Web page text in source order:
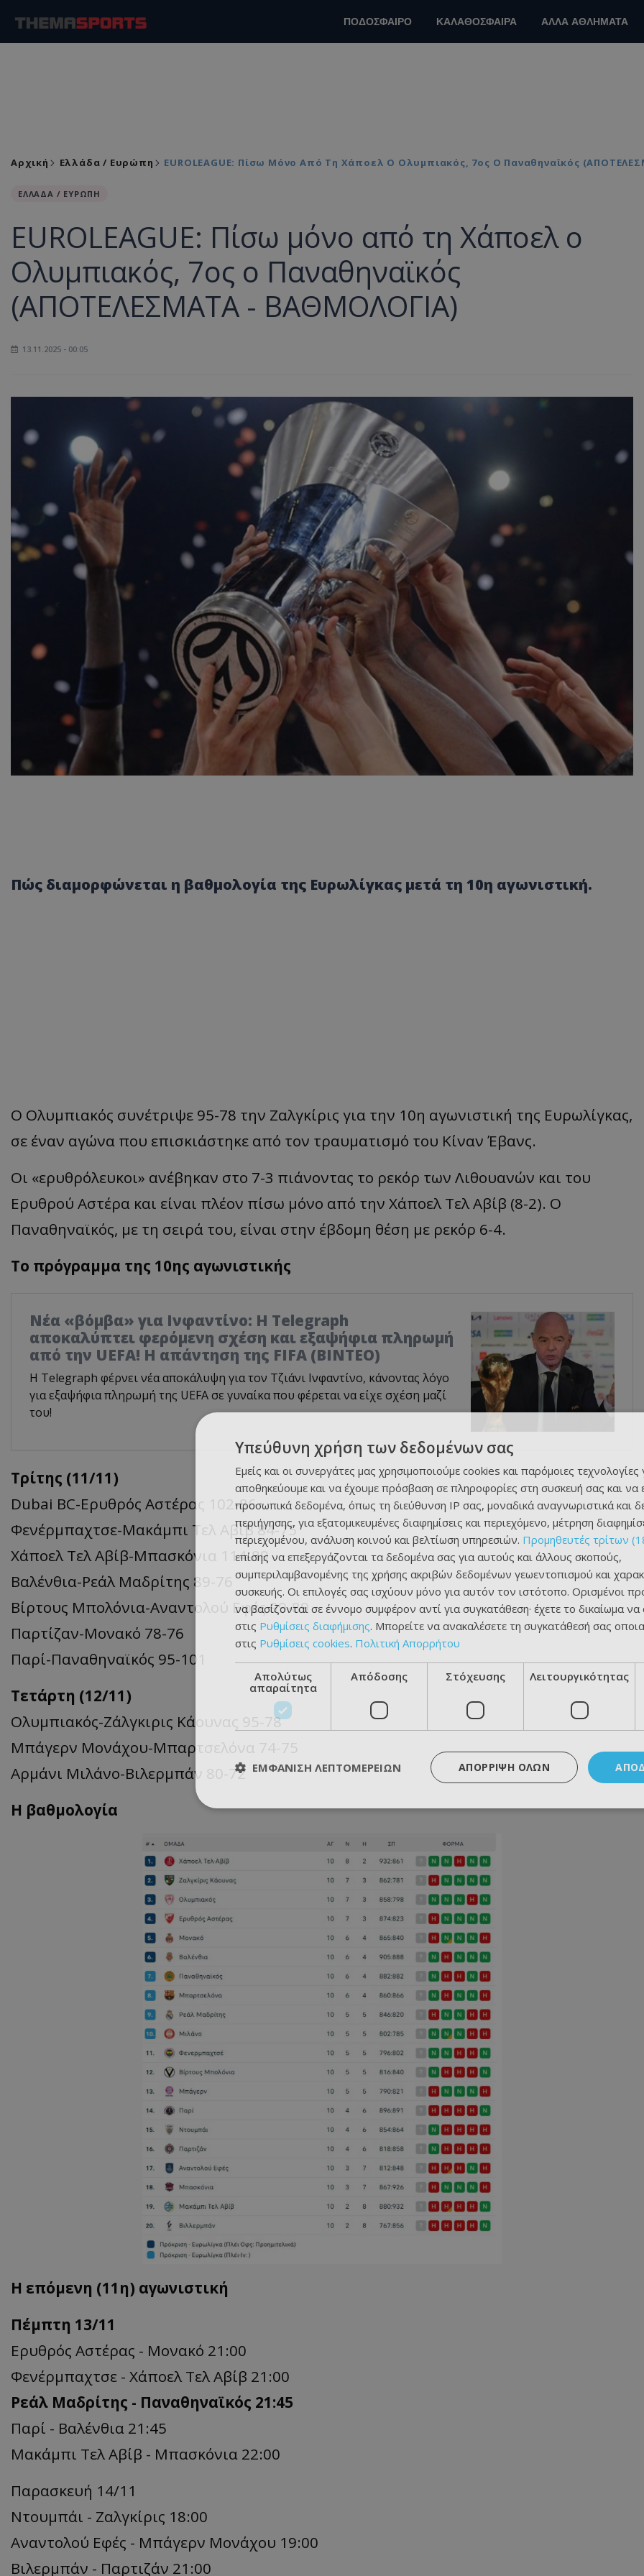
ΠΟΔΟΣΦΑΙΡΟ ΚΑΛΑΘΟΣΦΑΙΡΑ ΑΛΛΑ ΑΘΛΗΜΑΤΑ
Αρχική Ελλάδα / Ευρώπη EUROLEAGUE: Πίσω Μόνο Από Τη Χάποελ Ο Ολυμπιακός, 7ος Ο Παναθηναϊκός
ΕΛΛΑΔΑ / ΕΥΡΩΠΗ
EUROLEAGUE: Πίσω μόνο από τη Χάποελ ο
Ολυμπιακός, 7ος ο Παναθηναϊκός
(ΑΠΟΤΕΛΕΣΜΑΤΑ - ΒΑΘΜΟΛΟΓΙΑ)
13.11.2025 - 00:05
Πώς διαμορφώνεται η βαθμολογία της Ευρωλίγκας μετά τη 10η αγωνιστική.
Ο Ολυμπιακός συνέτριψε 95-78 την Ζαλγκίρις για την 10η αγωνιστική της Ευρωλίγκας,
σε έναν αγώνα που επισκιάστηκε από τον τραυματισμό του Κίναν Έβανς.
Οι «ερυθρόλευκοι» ανέβηκαν στο 7-3 πιάνοντας το ρεκόρ των Λιθουανών και του
Ερυθρού Αστέρα και είναι πλέον πίσω μόνο από την Χάποελ Τελ Αβίβ (8-2). Ο
Παναθηναϊκός, με τη σειρά του, είναι στην έβδομη θέση με ρεκόρ 6-4.
Το πρόγραμμα της 10ης αγωνιστικής
Νέα «βόμβα» για Ινφαντίνο: Η Telegraph
αποκαλύπτει φερόμενη σχέση και εξαψήφια πληρωμή
από την UEFA! Η απάντηση της FIFA (ΒΙΝΤΕΟ)
Η Telegraph φέρνει νέα αποκάλυψη για τον Τζιάνι Ινφαντίνο, κάνοντας λόγο
για εξαψήφια πληρωμή της UEFA σε γυναίκα που φέρεται να είχε σχέση μαζί
του!
Τρίτης (11/11)
Dubai BC-Ερυθρός Αστέρας 102-86
Φενέρμπαχτσε-Μακάμπι Τελ Αβίβ 84-75
Χάποελ Τελ Αβίβ-Μπασκόνια 114-89
Βαλένθια-Ρεάλ Μαδρίτης 89-76
Βίρτους Μπολόνια-Αναντολού Εφές 99-89
Παρτίζαν-Μονακό 78-76
Παρί-Παναθηναϊκός 95-101
Τετάρτη (12/11)
Ολυμπιακός-Ζάλγκιρις Κάουνας 95-78
Μπάγερν Μονάχου-Μπαρτσελόνα 74-75
Αρμάνι Μιλάνο-Βιλερμπάν 80-72
Η βαθμολογία
Η επόμενη (11η) αγωνιστική
Πέμπτη 13/11
Ερυθρός Αστέρας - Μονακό 21:00
Φενέρμπαχτσε - Χάποελ Τελ Αβίβ 21:00
Ρεάλ Μαδρίτης - Παναθηναϊκός 21:45
Παρί - Βαλένθια 21:45
Μακάμπι Τελ Αβίβ - Μπασκόνια 22:00
Παρασκευή 14/11
Ντουμπάι - Ζαλγκίρις 18:00
Αναντολού Εφές - Μπάγερν Μονάχου 19:00
Βιλερμπάν - Παρτιζάν 21:00
Υπεύθυνη χρήση των δεδομένων σας
Εμείς και οι συνεργάτες μας χρησιμοποιούμε cookies και παρόμοιες τεχνολογίες
αποθηκεύουμε και να έχουμε πρόσβαση σε πληροφορίες στη συσκευή σας και να
προσωπικά δεδομένα, όπως τη διεύθυνση IP σας, μοναδικά αναγνωριστικά και
περιήγησης, για εξατομικευμένες διαφημίσεις και περιεχόμενο, μέτρηση
περιεχομένου, ανάλυση κοινού και βελτίωση υπηρεσιών. Προμηθευτές τρίτων
επίσης να επεξεργάζονται τα δεδομένα σας για αυτούς και άλλους σκοπούς,
συμπεριλαμβανομένης της χρήσης ακριβών δεδομένων γεωεντοπισμού και
συσκευής. Οι επιλογές σας ισχύουν μόνο για αυτόν τον ιστότοπο. Ορισμένοι
να βασίζονται σε έννομο συμφέρον αντί για συγκατάθεση· έχετε το δικαίωμα να
στις Ρυθμίσεις διαφήμισης. Μπορείτε να ανακαλέσετε τη συγκατάθεσή σας
στις Ρυθμίσεις cookies. Πολιτική Απορρήτου
Απολύτως
απαραίτητα
Απόδοσης Στόχευσης Λειτουργικότητας
ΑΠΌΡΡΙΨΗ ΌΛΩΝ
ΕΜΦΆΝΙΣΗ ΛΕΠΤΟΜΕΡΕΙΏΝ